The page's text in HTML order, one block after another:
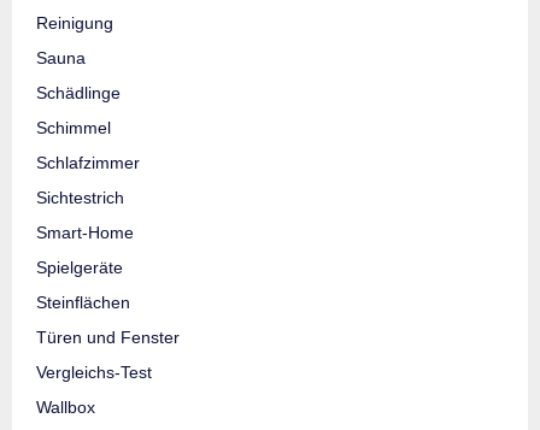
Reinigung
Sauna
Schädlinge
Schimmel
Schlafzimmer
Sichtestrich
Smart-Home
Spielgeräte
Steinflächen
Türen und Fenster
Vergleichs-Test
Wallbox